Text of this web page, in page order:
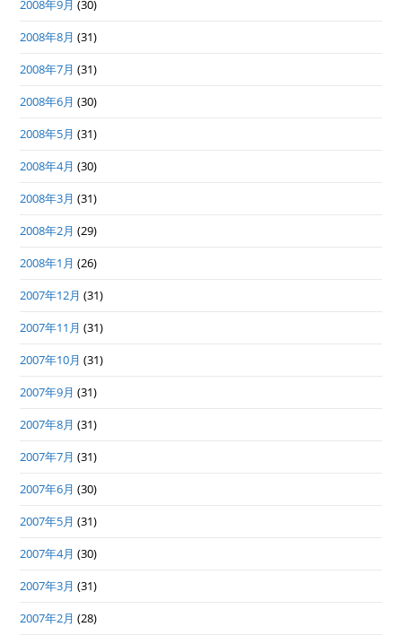
2008年9月 (30)
2008年8月 (31)
2008年7月 (31)
2008年6月 (30)
2008年5月 (31)
2008年4月 (30)
2008年3月 (31)
2008年2月 (29)
2008年1月 (26)
2007年12月 (31)
2007年11月 (31)
2007年10月 (31)
2007年9月 (31)
2007年8月 (31)
2007年7月 (31)
2007年6月 (30)
2007年5月 (31)
2007年4月 (30)
2007年3月 (31)
2007年2月 (28)